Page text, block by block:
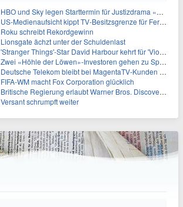
HBO und Sky legen Starttermin für Justizdrama «War» fest
US-Medienaufsicht kippt TV-Besitzsgrenze für Fernsehsender
Roku schreibt Rekordgewinn
Lionsgate ächzt unter der Schuldenlast
'Stranger Things'-Star David Harbour kehrt für 'Violent Night 2' zurück – Kristen Bell stößt zur Besetzung
Zwei «Höhle der Löwen»-Investoren gehen zu Springer
Deutsche Telekom bleibt bei MagentaTV-Kunden vage
FIFA-WM macht Fox Corporation glücklich
Britische Regierung erlaubt Warner Bros. Discovery-Übernahme
Versant schrumpft weiter